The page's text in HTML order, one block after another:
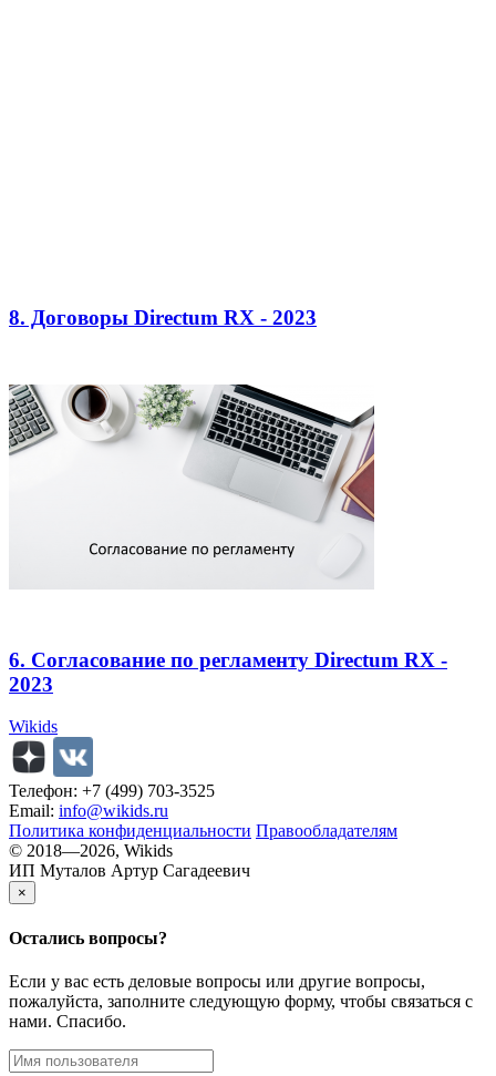
8. Договоры Directum RX - 2023
6. Согласование по регламенту Directum RX -
2023
Wikids
Телефон: +7 (499) 703-3525
Email: info@wikids.ru
Политика конфиденциальности Правообладателям
© 2018—2026, Wikids
ИП Муталов Артур Сагадеевич
×
Остались вопросы?
Если у вас есть деловые вопросы или другие вопросы,
пожалуйста, заполните следующую форму, чтобы связаться с
нами. Спасибо.